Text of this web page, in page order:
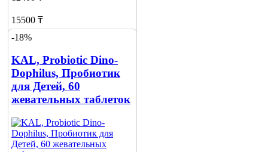
15500 ₸
Добавить в корзину
-18%
KAL, Probiotic Dino-
Dophilus, Пробиотик
для Детей, 60
жевательных таблеток